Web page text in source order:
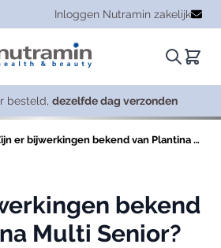
Inloggen Nutramin zakelijk
Zoeken.
besteld, dezelfde dag verzonden
Zijn er bijwerkingen bekend van Plantina Multi Senior?
bekend
Multi Senior?